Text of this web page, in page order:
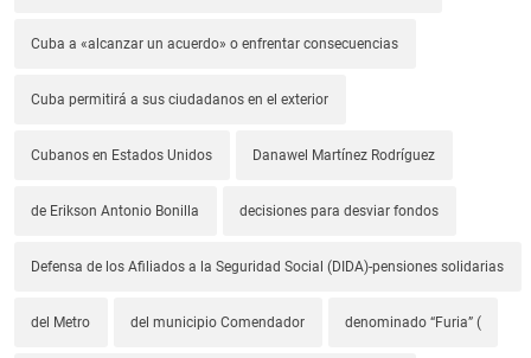
Cuba a «alcanzar un acuerdo» o enfrentar consecuencias
Cuba permitirá a sus ciudadanos en el exterior
Cubanos en Estados Unidos Danawel Martínez Rodríguez
de Erikson Antonio Bonilla decisiones para desviar fondos
Defensa de los Afiliados a la Seguridad Social (DIDA)-pensiones solidarias
del Metro del municipio Comendador denominado “Furia” (